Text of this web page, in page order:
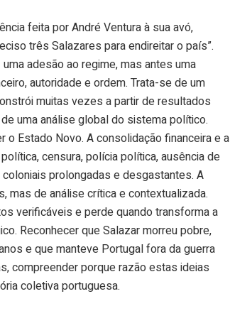
feita por André Ventura à sua avó,
três Salazares para endireitar o país”.
adesão ao regime, mas antes uma
autoridade e ordem. Trata-se de um
muitas vezes a partir de resultados
uma análise global do sistema político.
Estado Novo. A consolidação financeira e a
censura, polícia política, ausência de
prolongadas e desgastantes. A
mas de análise crítica e contextualizada.
verificáveis e perde quando transforma a
Reconhecer que Salazar morreu pobre,
e que manteve Portugal fora da guerra
compreender porque razão estas ideias
coletiva portuguesa.